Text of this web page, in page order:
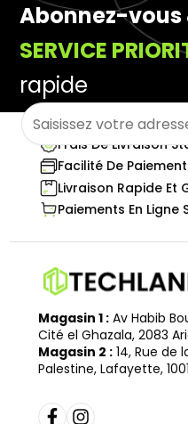
Abonnez-vous
SERVICE
rapide
Frais De Livraison
Facilité De
Livraison Rapide Et
Paiements En Ligne
Magasin 1 : Av Habib
Cité el Ghazala, 2083
Magasin 2 : 14, Rue de
Palestine, Lafayette,